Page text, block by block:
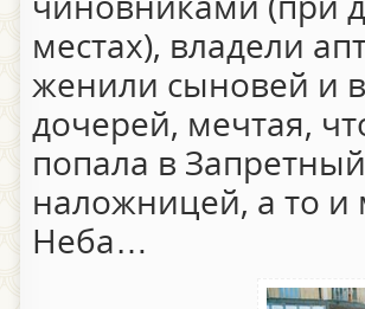
местах), владели
женили сыновей и
дочерей, мечтая,
попала в
наложницей, а то
Неба…